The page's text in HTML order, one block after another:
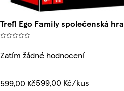
Trefl Ego Family společenská hra
Zatím žádné hodnocení
599,00 Kč599,00 Kč/kus